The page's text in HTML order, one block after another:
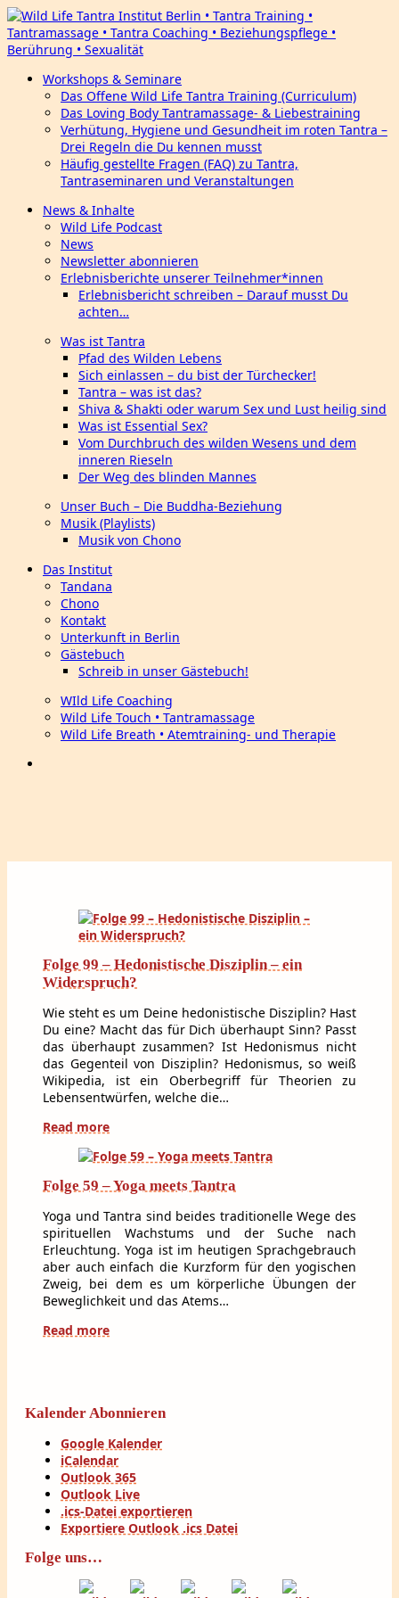
Workshops & Seminare
Das Offene Wild Life Tantra Training (Curriculum)
Das Loving Body Tantramassage- & Liebestraining
Verhütung, Hygiene und Gesundheit im roten Tantra –
Drei Regeln die Du kennen musst
Häufig gestellte Fragen (FAQ) zu Tantra,
Tantraseminaren und Veranstaltungen
News & Inhalte
Wild Life Podcast
News
Newsletter abonnieren
Erlebnisberichte unserer Teilnehmer*innen
Erlebnisbericht schreiben – Darauf musst Du
achten…
Was ist Tantra
Pfad des Wilden Lebens
Sich einlassen – du bist der Türchecker!
Tantra – was ist das?
Shiva & Shakti oder warum Sex und Lust heilig sind
Was ist Essential Sex?
Vom Durchbruch des wilden Wesens und dem
inneren Rieseln
Der Weg des blinden Mannes
Unser Buch – Die Buddha-Beziehung
Musik (Playlists)
Musik von Chono
Das Institut
Tandana
Chono
Kontakt
Unterkunft in Berlin
Gästebuch
Schreib in unser Gästebuch!
WIld Life Coaching
Wild Life Touch • Tantramassage
Wild Life Breath • Atemtraining- und Therapie
Folge 99 – Hedonistische Disziplin – ein
Widerspruch?
Wie steht es um Deine hedonistische Disziplin? Hast
Du eine? Macht das für Dich überhaupt Sinn? Passt
das überhaupt zusammen? Ist Hedonismus nicht
das Gegenteil von Disziplin? Hedonismus, so weiß
Wikipedia, ist ein Oberbegriff für Theorien zu
Lebensentwürfen, welche die…
Read more
Folge 59 – Yoga meets Tantra
Yoga und Tantra sind beides traditionelle Wege des
spirituellen Wachstums und der Suche nach
Erleuchtung. Yoga ist im heutigen Sprachgebrauch
aber auch einfach die Kurzform für den yogischen
Zweig, bei dem es um körperliche Übungen der
Beweglichkeit und das Atems…
Read more
Kalender Abonnieren
Google Kalender
iCalendar
Outlook 365
Outlook Live
.ics-Datei exportieren
Exportiere Outlook .ics Datei
Folge uns…